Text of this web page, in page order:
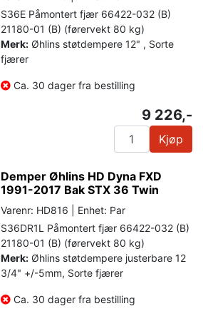
S36E Påmontert fjær 66422-032 (B)
21180-01 (B) (førervekt 80 kg)
Merk: Øhlins støtdempere 12" , Sorte
fjærer
Ca. 30 dager fra bestilling
9 226,-
Kjøp
Demper Øhlins HD Dyna FXD
1991-2017 Bak STX 36 Twin
Varenr: HD816 | Enhet: Par
S36DR1L Påmontert fjær 66422-032 (B)
21180-01 (B) (førervekt 80 kg)
Merk: Øhlins støtdempere justerbare 12
3/4" +/-5mm, Sorte fjærer
Ca. 30 dager fra bestilling